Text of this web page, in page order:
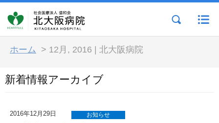
ホーム > 12月, 2016 | 北大阪病院
新着情報アーカイブ
2016年12月29日 お知らせ